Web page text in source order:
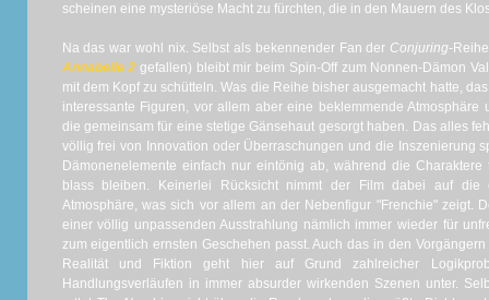
scheinen eine mysteriöse Macht zu fürchten, die in den Mauern des
Na das war wohl nix. Selbst als bekennender Fan der Conjuring-
Annabelle 2 gefallen) bleibt mir beim Spin-Off zum Nonnen-Dämon
mit dem Kopf zu schütteln. Was die Reihe bisher ausgemacht hatte,
interessante Figuren, vor allem aber eine beklemmende Atmosphäre
die gemeinsam für eine stetige Gänsehaut gesorgt haben. Das alles
völlig frei von Innovation oder Überraschungen und die Inszenierung
Dämonenelemente einfach nur eintönig ab, während die
blass bleiben. Keinerlei Rücksicht nimmt der Film dabei auf die
Atmosphäre, was sich vor allem an der Nebenfigur "Frenchie" zeigt.
einer völlig unpassenden Ausstrahlung nämlich immer wieder für
zum eigentlich ernsten Geschehen passt. Auch das in den
Realität und Fiktion geht hier auf Grund zahlreicher
Handlungsverläufen in immer absurder wirkenden Szenen unter.